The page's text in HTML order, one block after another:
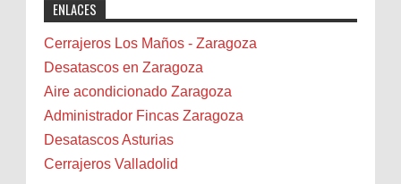
professional solutions. Highly recommended!"
Bicicletas
Bilbao
Biota
Camareta
Cáncer
Carmela Sauras
Carnavales
ENLACES
Cerrajeros Los Maños - Zaragoza
Desatascos en Zaragoza
Aire acondicionado Zaragoza
Administrador Fincas Zaragoza
Desatascos Asturias
Cerrajeros Valladolid